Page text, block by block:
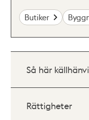
Butiker
Så här
Rättigheter